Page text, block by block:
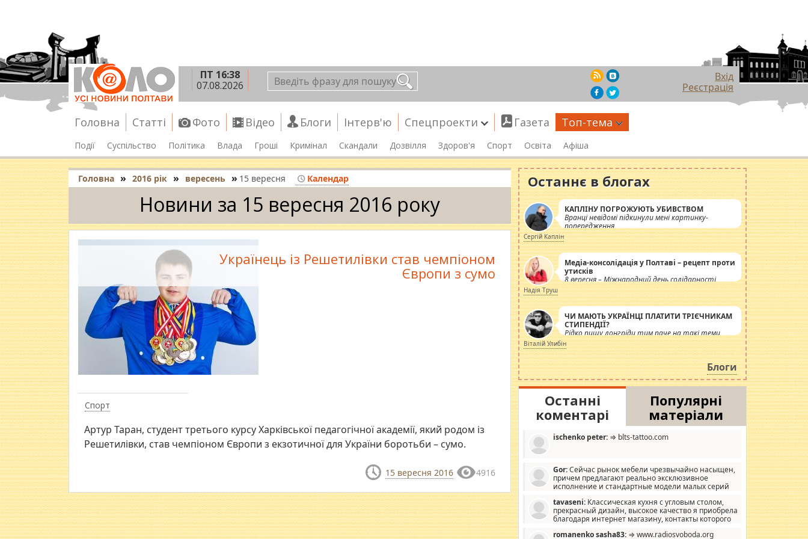
ПТ 16:38
07.08.2026
Вхід
Реєстрація
Головна Статті Фото Відео Блоги Інтерв'ю Спецпроекти Газета Топ-тема
Події Суспільство Політика Влада Гроші Кримінал Скандали Дозвілля Здоров'я Спорт Освіта Афіша
Головна » 2016 рік » вересень » 15 вересня Календар
Новини за 15 вересня 2016 року
Спорт
Українець із Решетилівки став чемпіоном
Європи з сумо
Артур Таран, студент третього курсу Харківської педагогічної академії, який родом із
Решетилівки, став чемпіоном Європи з екзотичної для України боротьби – сумо.
15 вересня 2016 4916
Останнє в блогах
КАПЛІНУ ПОГРОЖУЮТЬ УБИВСТВОМ
Вранці невідомі підкинули мені картинку-
попередження
Сергій Каплін
Медіа-консолідація у Полтаві – рецепт проти
утисків
8 вересня – Міжнародний день солідарності
журналістів.
Надія Труш
ЧИ МАЮТЬ УКРАЇНЦІ ПЛАТИТИ ТРІЄЧНИКАМ
СТИПЕНДІЇ?
Рідко пишу лонгріди тим паче на такі теми,
але вже просто дістало! Обурюють сьогоднішні
інсенуації навколо стипендіального питання.
Штучно роздувається ще одна соціальна
катастрофа.
Віталій Улибін
Блоги
Останні
коментарі
Популярні
матеріали
ischenko peter: ⇒ blts-tattoo.com
Gor:Сейчас рынок мебели чрезвычайно насыщен,
причем предлагают реально эксклюзивное
исполнение и стандартные модели малых серий
дизайну, мало походит на стандартные формы, в MebelOk,
креативненько и что главное - со вкусом все в порядке,
без ненужных наворотов удорожающих мебель, а это не
tavaseni: Классическая кухня с угловым столом,
прекрасный дизайн, высокое качество я приобрела
благодаря интернет магазину, контакты которого
romanenko sasha83: ⇒ www.radiosvoboda.org